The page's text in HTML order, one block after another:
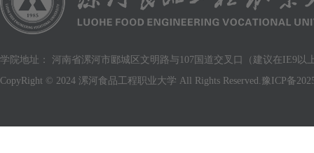
学院地址： 河南省漯河市郾城区文明路与107国道交叉口（建议在IE9以
CopyRight © 2024 漯河食品工程职业大学 All Rights Reserved. 豫ICP备